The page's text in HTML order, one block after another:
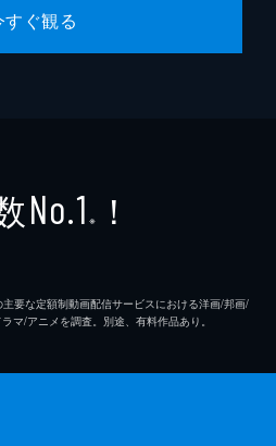
すぐ観る
No.1 ※ ！
要な定額制動画配信サービスにおける洋画/邦画/
マ/アニメを調査。別途、有料作品あり。